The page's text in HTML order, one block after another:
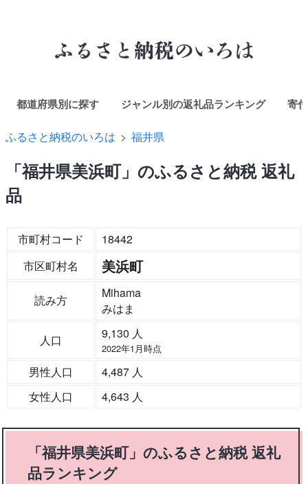
都道府県別に探す ジャンル別の返礼品ランキング 寄
ふるさと納税のいろは 福井県
「福井県美浜町」のふるさと納税 返礼
品
市町村コード
18442
市区町村名
美浜町
読み方
Mihama
みはま
人口
9,130 人
2022年1月時点
男性人口
4,487 人
女性人口
4,643 人
「福井県美浜町」のふるさと納税 返礼
品ランキング